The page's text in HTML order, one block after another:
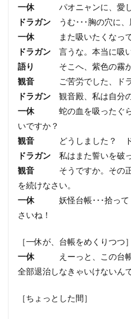
一休パオニャンに、愛しい
ドラガン うむ･･･胸の穴に、
一休また吸いたくなって
ドラガン 言うな。本当に吸
語り
そこへ、紫色の霧が
観音 ご苦労でした、ドラ
ドラガン 観音殿、私は自分
一休蛇の血を吸ったぐら
いですか？
観音 どうしました？ ド
ドラガン 私はまた誓いを破
観音 そうですか。その正
を続けなさい。
一休妖怪台帳･･･拾ってく
さいね！
［一休が、台帳をめくりつつ］
一休えーっと、この台帳、
全部退治しなきゃいけないん
［ちょっとした間］